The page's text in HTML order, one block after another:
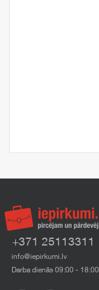
+371 25113311
info@iepirkumi.lv
Darba dienās 09:00 - 18:00